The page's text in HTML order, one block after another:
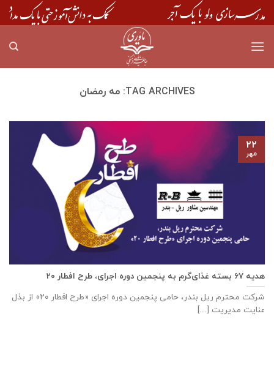
Skip
to
TAG ARCHIVES: مه رمضان
هدیه ۶۷ بسته غذای‌گرم به پنجمین دوره اجرای، طرح افطار ۲۰
شرکت محترم ریل بندر، حامی پنجمین دوره اجرای «طرح افطار ۲۰» از بذل
عنایت مدیریت [...]
۲۲
مهر